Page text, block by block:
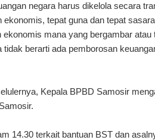
negara harus dikelola secara
ekonomis, tepat guna dan tepat
mana yang bergambar atau
tidak berarti ada pemborosan
Kepala BPBD Samosir
14.30 terkait bantuan BST dan